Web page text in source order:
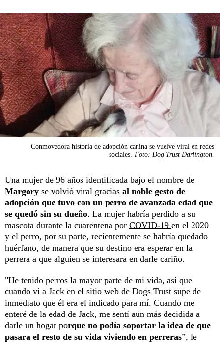
Conmovedora historia de adopción canina se vuelve viral en redes
sociales.
Foto: Dog Trust Darlington.
Una mujer de 96 años identificada bajo el nombre de
Margory se volvió viral gracias al noble gesto de
adopción que tuvo con un perro de avanzada edad que
se quedó sin su dueño. La mujer habría perdido a su
mascota durante la cuarentena por COVID-19 en el 2020
y el perro, por su parte, recientemente se habría quedado
huérfano, de manera que su destino era esperar en la
perrera a que alguien se interesara en darle cariño.
"He tenido perros la mayor parte de mi vida, así que
cuando vi a Jack en el sitio web de Dogs Trust supe de
inmediato que él era el indicado para mí. Cuando me
enteré de la edad de Jack, me sentí aún más decidida a
darle un hogar porque no podía soportar la idea de que
pasara el resto de su vida viviendo en perreras”, le